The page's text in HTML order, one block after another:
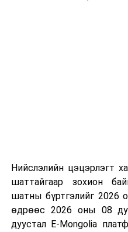
тогтоолын төсөл;
Монгол Улсын
тээврийн
байгуулалтын
Нийслэлийн цэцэрлэгт
шаттайгаар зохион
шатны бүртгэлийг 2026
өдрөөс 2026 оны 08
дуустал E-Mongolia